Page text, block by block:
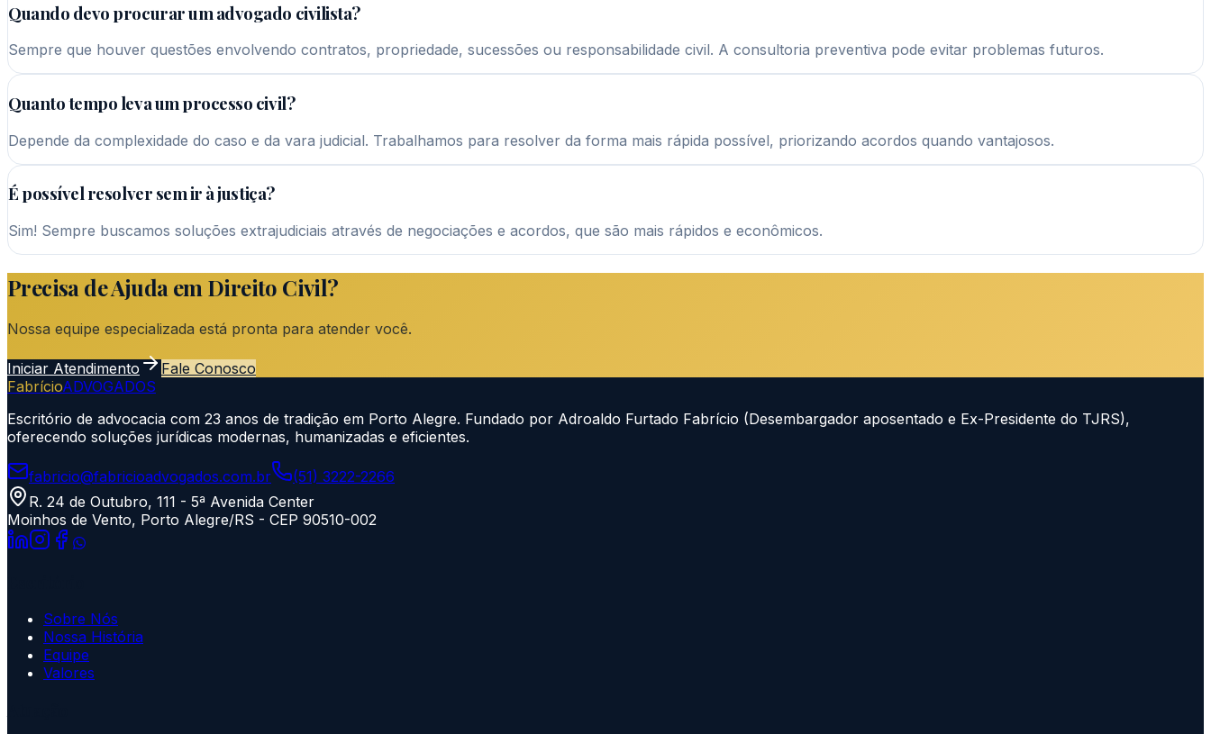
Quando devo procurar um advogado civilista?
Sempre que houver questões envolvendo contratos, propriedade, sucessões ou responsabilidade civil. A consultoria preventiva pode evitar problemas futuros.
Quanto tempo leva um processo civil?
Depende da complexidade do caso e da vara judicial. Trabalhamos para resolver da forma mais rápida possível, priorizando acordos quando vantajosos.
É possível resolver sem ir à justiça?
Sim! Sempre buscamos soluções extrajudiciais através de negociações e acordos, que são mais rápidos e econômicos.
Precisa de Ajuda em Direito Civil?
Nossa equipe especializada está pronta para atender você.
Iniciar Atendimento
Fale Conosco
FabrícioADVOGADOS
Escritório de advocacia com 23 anos de tradição em Porto Alegre. Fundado por Adroaldo Furtado Fabrício (Desembargador aposentado e Ex-Presidente do TJRS),
oferecendo soluções jurídicas modernas, humanizadas e eficientes.
fabricio@fabricioadvogados.com.br
(51) 3222-2266
R. 24 de Outubro, 111 - 5ª Avenida Center
Moinhos de Vento, Porto Alegre/RS - CEP 90510-002
Sobre Nós
Nossa História
Equipe
Valores